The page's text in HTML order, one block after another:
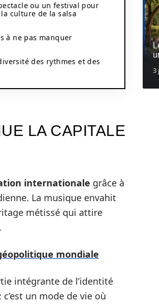
ou un festival pour
culture de la salsa
à ne pas manquer
des rythmes et des
LA CAPITALE
internationale grâce à
La musique envahit
métissé qui attire
mondiale
intégrante de l’identité
un mode de vie où
3